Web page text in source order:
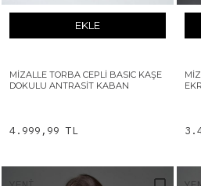
EKLE
MIZALLE TORBA CEPLI BASIC KAŞE
DOKULU ANTRASIT KABAN
4.999,99 TL